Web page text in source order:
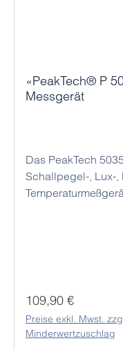
«PeakTech® P
Messgerät
Das PeakTech
Schallpegel-, Lux-,
Arbeitsplatz. Die
lichtempfindlichen,
Der
Regulärer Preis:
109,90 €
Preise exkl. Mwst.
Minderwertzuschlag